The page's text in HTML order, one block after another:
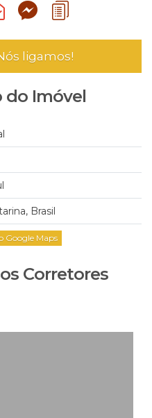
ligamos!
do Imóvel
Brasil
Google Maps
Corretores